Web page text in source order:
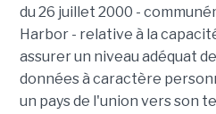
du 26 juillet 2000 -
Harbor - relative à la
assurer un niveau adéquat
données à caractère
un pays de l'union vers son